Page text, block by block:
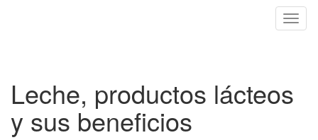
Leche, productos lácteos
y sus beneficios